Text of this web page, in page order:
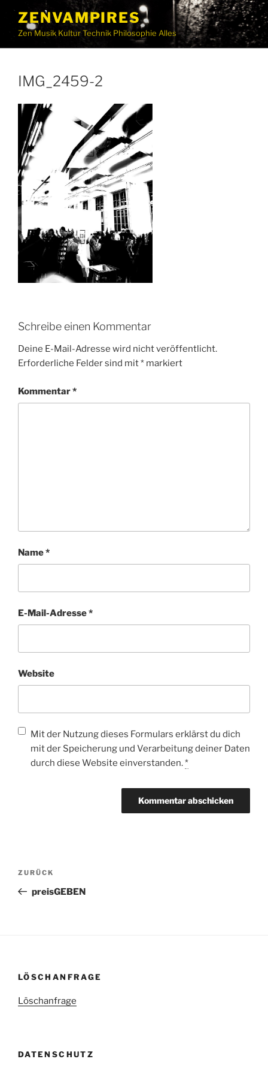
ZENVAMPIRES
Zen Musik Kultur Technik Philosophie Alles
IMG_2459-2
Schreibe einen Kommentar
Deine E-Mail-Adresse wird nicht veröffentlicht.
Erforderliche Felder sind mit* markiert
Kommentar*
Name*
E-Mail-Adresse*
Website
Mit der Nutzung dieses Formulars erklärst du dich
mit der Speicherung und Verarbeitung deiner Daten
durch diese Website einverstanden.*
ZURÜCK
preisGEBEN
LÖSCHANFRAGE
Löschanfrage
DATENSCHUTZ